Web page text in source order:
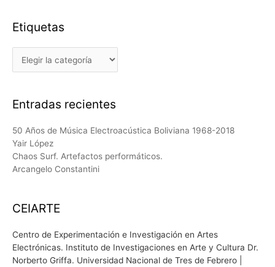
Etiquetas
Entradas recientes
50 Años de Música Electroacústica Boliviana 1968-2018
Yair López
Chaos Surf. Artefactos performáticos.
Arcangelo Constantini
CEIARTE
Centro de Experimentación e Investigación en Artes
Electrónicas. Instituto de Investigaciones en Arte y Cultura Dr.
Norberto Griffa. Universidad Nacional de Tres de Febrero |